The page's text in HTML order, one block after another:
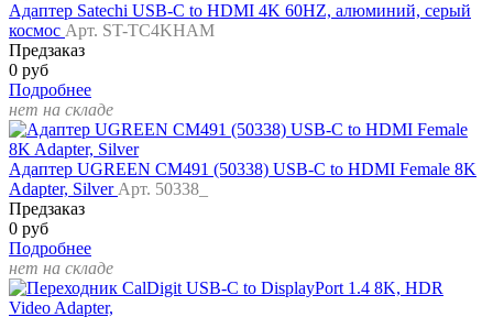
Адаптер Satechi USB-C to HDMI 4K 60HZ, алюминий, серый
космос Арт. ST-TC4KHAM
Предзаказ
0 руб
Подробнее
нет на складе
Адаптер UGREEN CM491 (50338) USB-C to HDMI Female 8K
Adapter, SilverАрт. 50338_
Предзаказ
0 руб
Подробнее
нет на складе